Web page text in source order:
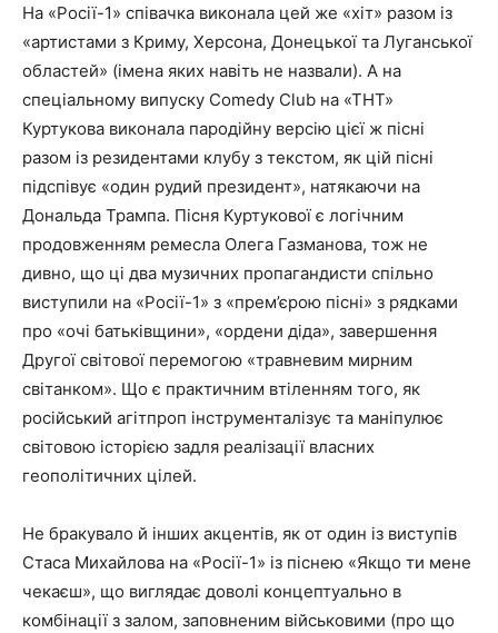
На «Росії-1» співачка виконала цей же «хіт» разом із
«артистами з Криму, Херсона, Донецької та Луганської
областей» (імена яких навіть не назвали). А на
спеціальному випуску Comedy Club на «ТНТ»
Куртукова виконала пародійну версію цієї ж пісні
разом із резидентами клубу з текстом, як цій пісні
підспівує «один рудий президент», натякаючи на
Дональда Трампа. Пісня Куртукової є логічним
продовженням ремесла Олега Газманова, тож не
дивно, що ці два музичних пропагандисти спільно
виступили на «Росії-1» з «прем’єрою пісні» з рядками
про «очі батьківщини», «ордени діда», завершення
Другої світової перемогою «травневим мирним
світанком». Що є практичним втіленням того, як
російський агітпроп інструменталізує та маніпулює
світовою історією задля реалізації власних
геополітичних цілей.
Не бракувало й інших акцентів, як от один із виступів
Стаса Михайлова на «Росії-1» із піснею «Якщо ти мене
чекаєш», що виглядає доволі концептуально в
комбінації з залом, заповненим військовими (про що